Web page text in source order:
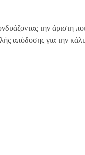
την άριστη
απόδοσης για την